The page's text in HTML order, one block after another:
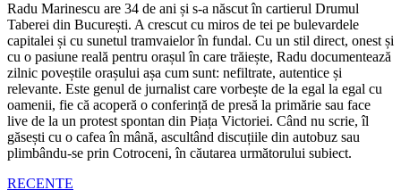
Radu Marinescu are 34 de ani și s-a născut în cartierul Drumul
Taberei din București. A crescut cu miros de tei pe bulevardele
capitalei și cu sunetul tramvaielor în fundal. Cu un stil direct, onest și
cu o pasiune reală pentru orașul în care trăiește, Radu documentează
zilnic poveștile orașului așa cum sunt: nefiltrate, autentice și
relevante. Este genul de jurnalist care vorbește de la egal la egal cu
oamenii, fie că acoperă o conferință de presă la primărie sau face
live de la un protest spontan din Piața Victoriei. Când nu scrie, îl
găsești cu o cafea în mână, ascultând discuțiile din autobuz sau
plimbându-se prin Cotroceni, în căutarea următorului subiect.
RECENTE